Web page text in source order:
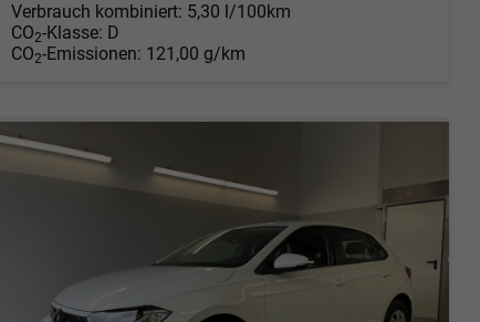
Verbrauch kombiniert: 5,30 l/100km
CO2-Klasse: D
CO2-Emissionen: 121,00 g/km